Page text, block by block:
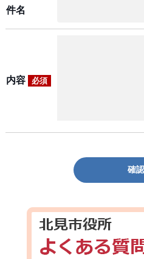
件名
内容 必須
確認